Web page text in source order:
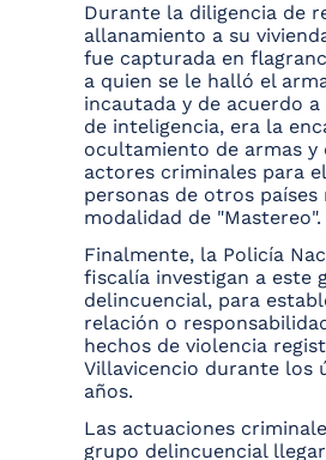
Durante la diligencia de
allanamiento a su
fue capturada en
a quien se le halló el
incautada y de acuerdo
de inteligencia, era la
ocultamiento de armas y
actores criminales para
personas de otros países
modalidad de "Mastereo".
Finalmente, la Policía
fiscalía investigan a este
delincuencial, para
relación o
hechos de violencia
Villavicencio durante los
años.
Las actuaciones
grupo delincuencial